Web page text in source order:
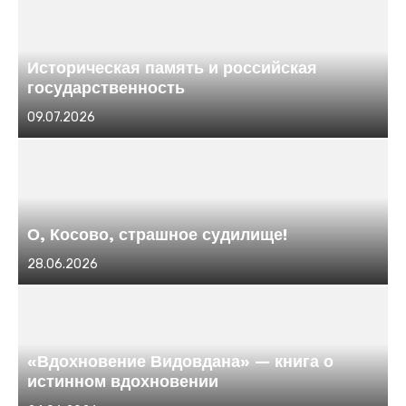
Историческая память и российская
государственность
Размещено
в
09.07.2026
О, Косово, страшное судилище!
Размещено
в
28.06.2026
«Вдохновение Видовдана» — книга о
истинном вдохновении